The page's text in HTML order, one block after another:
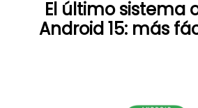
El último sistema
Android 15: más